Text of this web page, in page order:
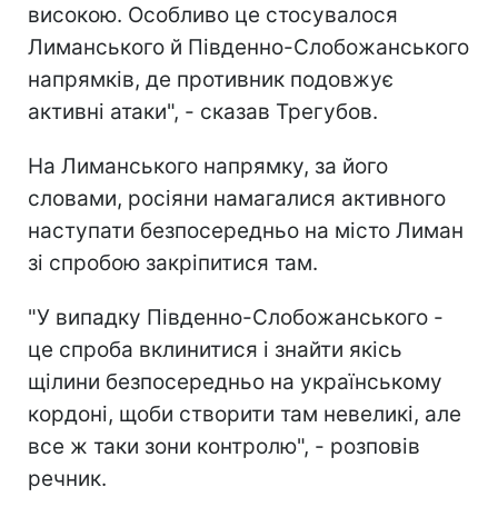
високою. Особливо це стосувалося
Лиманського й Південно-Слобожанського
напрямків, де противник подовжує
активні атаки", - сказав Трегубов.
На Лиманського напрямку, за його
словами, росіяни намагалися активного
наступати безпосередньо на місто Лиман
зі спробою закріпитися там.
"У випадку Південно-Слобожанського -
це спроба вклинитися і знайти якісь
щілини безпосередньо на українському
кордоні, щоби створити там невеликі, але
все ж таки зони контролю", - розповів
речник.